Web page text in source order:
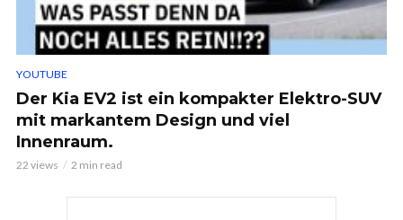
YOUTUBE
Der Kia EV2 ist ein kompakter Elektro-SUV
mit markantem Design und viel
Innenraum.
22 views 2 min read